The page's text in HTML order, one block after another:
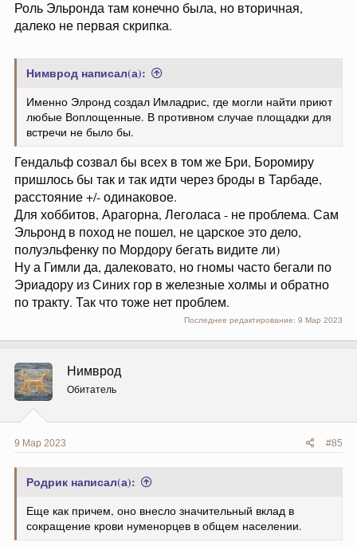
Роль Эльронда там конечно была, но вторичная,
далеко не первая скрипка.
Нимврод написал(а):
Именно Элронд создал Имладрис, где могли найти приют
любые Воплощенные. В противном случае площадки для
встречи не было бы.
Гендальф созвал бы всех в том же Бри, Боромиру
пришлось бы так и так идти через броды в Тарбаде,
расстояние +/- одинаковое.
Для хоббитов, Арагорна, Леголаса - не проблема. Сам
Эльронд в поход не пошел, не царское это дело,
полуэльфенку по Мордору бегать видите ли)
Ну а Гимли да, далековато, но гномы часто бегали по
Эриадору из Синих гор в железные холмы и обратно
по тракту. Так что тоже нет проблем.
Последнее редактирование: 9 Мар 2023
Нимврод
Обитатель
9 Мар 2023 #85
Родрик написал(а):
Еще как причем, оно внесло значительный вклад в
сокращение крови нуменорцев в общем населении.